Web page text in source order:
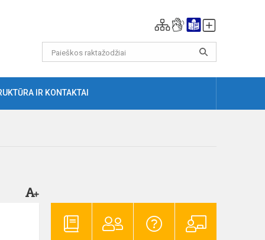
IR KONTAKTAI